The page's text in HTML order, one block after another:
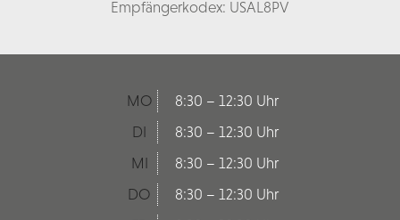
Empfängerkodex: USAL8PV
MO
8:30 – 12:30 Uhr
DI
8:30 – 12:30 Uhr
MI
8:30 – 12:30 Uhr
DO
8:30 – 12:30 Uhr